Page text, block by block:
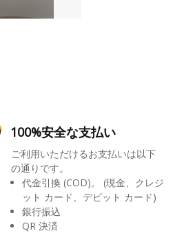
100%安全な支払い
ご利用いただけるお支払いは以下
の通りです。
代金引換 (COD)。 (現金、クレジ
ット カード、デビット カード)
銀行振込
QR 決済